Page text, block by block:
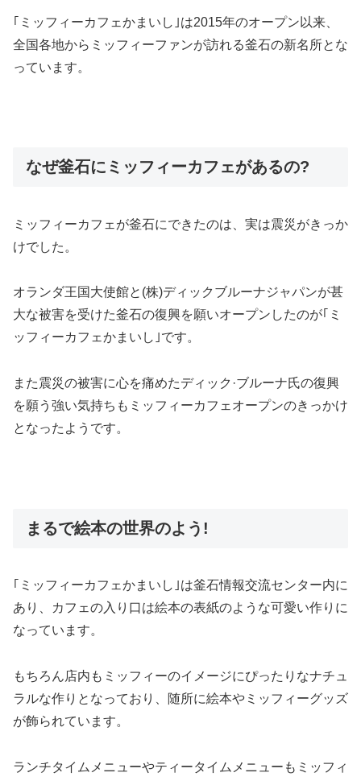
｢ミッフィーカフェかまいし｣は2015年のオープン以来、
全国各地からミッフィーファンが訪れる釜石の新名所とな
っています。
なぜ釜石にミッフィーカフェがあるの?
ミッフィーカフェが釜石にできたのは、実は震災がきっか
けでした。
オランダ王国大使館と(株)ディックブルーナジャパンが甚
大な被害を受けた釜石の復興を願いオープンしたのが｢ミ
ッフィーカフェかまいし｣です。
また震災の被害に心を痛めたディック·ブルーナ氏の復興
を願う強い気持ちもミッフィーカフェオープンのきっかけ
となったようです。
まるで絵本の世界のよう!
｢ミッフィーカフェかまいし｣は釜石情報交流センター内に
あり、カフェの入り口は絵本の表紙のような可愛い作りに
なっています。
もちろん店内もミッフィーのイメージにぴったりなナチュ
ラルな作りとなっており、随所に絵本やミッフィーグッズ
が飾られています。
ランチタイムメニューやティータイムメニューもミッフィ